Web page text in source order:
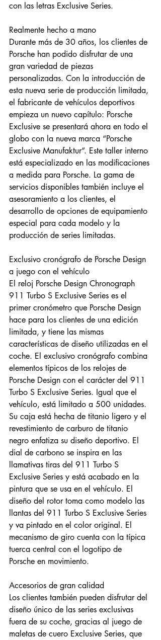
con las letras Exclusive Series.
Realmente hecho a mano
Durante más de 30 años, los clientes de
Porsche han podido disfrutar de una
gran variedad de piezas
personalizadas. Con la introducción de
esta nueva serie de producción limitada,
el fabricante de vehículos deportivos
empieza un nuevo capítulo: Porsche
Exclusive se presentará ahora en todo el
globo con la nueva marca “Porsche
Exclusive Manufaktur”. Este taller interno
está especializado en las modificaciones
a medida para Porsche. La gama de
servicios disponibles también incluye el
asesoramiento a los clientes, el
desarrollo de opciones de equipamiento
especial para cada modelo y la
producción de series limitadas.
Exclusivo cronógrafo de Porsche Design
a juego con el vehículo
El reloj Porsche Design Chronograph
911 Turbo S Exclusive Series es el
primer cronómetro que Porsche Design
hace para los clientes de una edición
limitada, y tiene las mismas
características de diseño utilizadas en el
coche. El exclusivo cronógrafo combina
elementos típicos de los relojes de
Porsche Design con el carácter del 911
Turbo S Exclusive Series. Igual que el
vehículo, está limitado a 500 unidades.
Su caja está hecha de titanio ligero y el
revestimiento de carburo de titanio
negro enfatiza su diseño deportivo. El
dial de carbono se inspira en las
llamativas tiras del 911 Turbo S
Exclusive Series y está acabado en la
pintura que se usa en el vehículo. El
diseño del rotor toma como modelo las
llantas del 911 Turbo S Exclusive Series
y va pintado en el color original. El
mecanismo de giro cuenta con la típica
tuerca central con el logotipo de
Porsche en movimiento.
Accesorios de gran calidad
Los clientes también pueden disfrutar del
diseño único de las series exclusivas
fuera de su coche, gracias al juego de
maletas de cuero Exclusive Series, que